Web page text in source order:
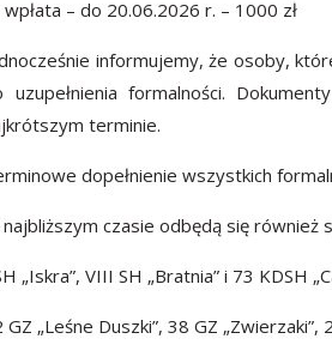
– do 20.06.2026 r. – 1000 zł
informujemy, że osoby,
uzupełnienia formalności.
terminie.
dopełnienie wszystkich
najbliższym czasie odbędą się
„Iskra”, VIII SH „Bratnia” i 73 KDSH
GZ „Leśne Duszki”, 38 GZ